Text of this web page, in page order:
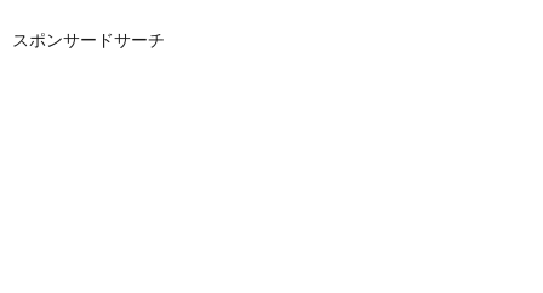
スポンサードサーチ